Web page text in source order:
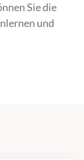
Sie die
und